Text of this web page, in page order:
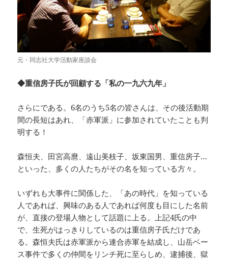
元・同志社大学活動家座談会
◆重信房子氏が回顧する「私の一九六九年」
さらにである。6名のうち5名の皆さんは、その後活動期
間の長短はあれ、「赤軍派」に参加されていたことも判
明する！
森恒夫、田宮高麿、遠山美枝子、坂東国男、重信房子…
といった、多くの人たちがその名を知っている方々。
いずれも大事件に関係した、「あの時代」を知っている
人であれば、興味のある人であれば何度も目にした名前
が、直接の登場人物として話題に上る。上記4氏の中
で、生死がはっきりしているのは重信房子氏だけであ
る。森恒夫氏は赤軍派から連合赤軍を結成し、山岳ベー
ス事件で多くの仲間をリンチ死に至らしめ、逮捕後、獄